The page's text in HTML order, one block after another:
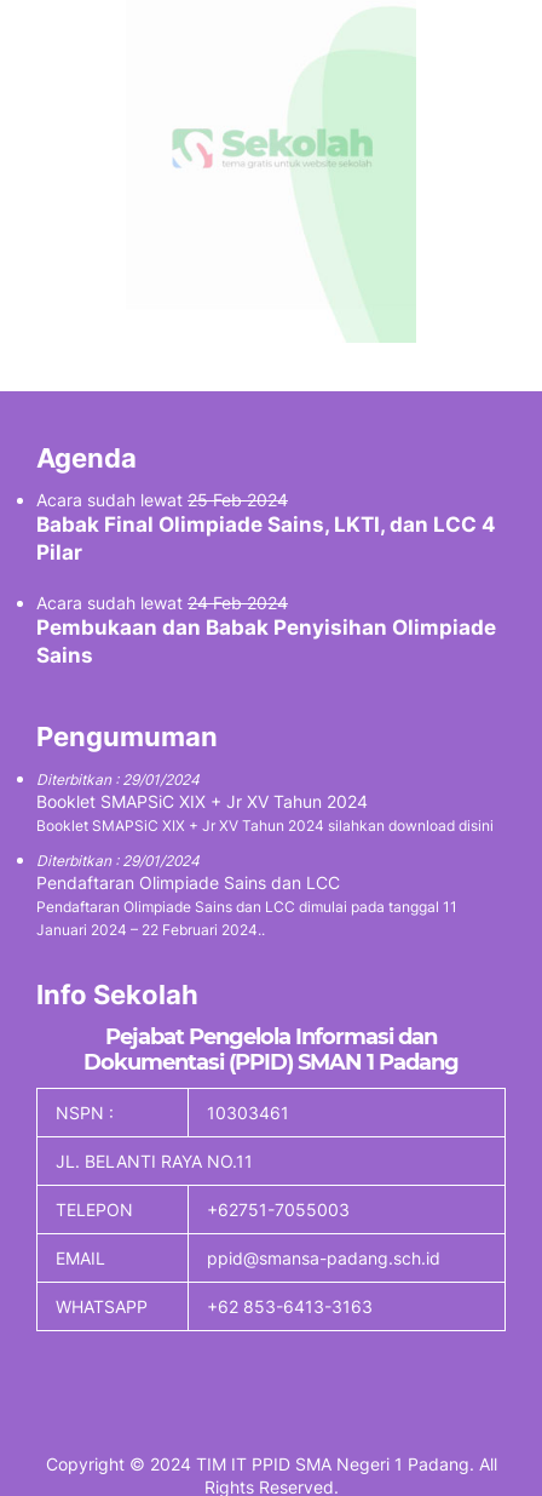
Agenda
Acara sudah lewat 25 Feb 2024
Babak Final Olimpiade Sains, LKTI, dan LCC 4
Pilar
Acara sudah lewat 24 Feb 2024
Pembukaan dan Babak Penyisihan Olimpiade
Sains
Pengumuman
Diterbitkan : 29/01/2024
Booklet SMAPSiC XIX + Jr XV Tahun 2024
Booklet SMAPSiC XIX + Jr XV Tahun 2024 silahkan download disini
Diterbitkan : 29/01/2024
Pendaftaran Olimpiade Sains dan LCC
Pendaftaran Olimpiade Sains dan LCC dimulai pada tanggal 11
Januari 2024 – 22 Februari 2024..
Info Sekolah
Pejabat Pengelola Informasi dan
Dokumentasi (PPID) SMAN 1 Padang
NSPN : 10303461
JL. BELANTI RAYA NO.11
TELEPON +62751-7055003
EMAIL ppid@smansa-padang.sch.id
WHATSAPP +62 853-6413-3163
Copyright © 2024 TIM IT PPID SMA Negeri 1 Padang. All
Rights Reserved.